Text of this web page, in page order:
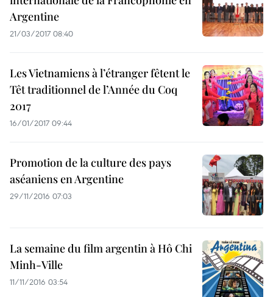
Argentine
21/03/2017 08:40
Les Vietnamiens à l’étranger fêtent le
Têt traditionnel de l’Année du Coq
2017
16/01/2017 09:44
Promotion de la culture des pays
aséaniens en Argentine
29/11/2016 07:03
La semaine du film argentin à Hô Chi
Minh-Ville
11/11/2016 03:54